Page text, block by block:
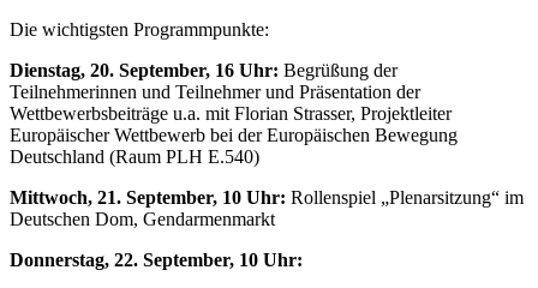
Die wichtigsten Programmpunkte:
Dienstag, 20. September, 16 Uhr: Begrüßung der
Teilnehmerinnen und Teilnehmer und Präsentation der
Wettbewerbsbeiträge u.a. mit Florian Strasser, Projektleiter
Europäischer Wettbewerb bei der Europäischen Bewegung
Deutschland (Raum PLH E.540)
Mittwoch, 21. September, 10 Uhr: Rollenspiel „Plenarsitzung“ im
Deutschen Dom, Gendarmenmarkt
Donnerstag, 22. September, 10 Uhr: